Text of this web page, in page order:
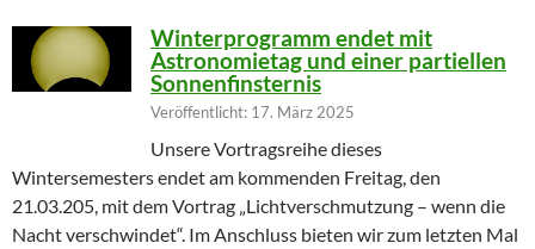
Winterprogramm endet mit
Astronomietag und einer partiellen
Sonnenfinsternis
Veröffentlicht: 17. März 2025
Unsere Vortragsreihe dieses
Wintersemesters endet am kommenden Freitag, den
21.03.205, mit dem Vortrag „Lichtverschmutzung – wenn die
Nacht verschwindet“. Im Anschluss bieten wir zum letzten Mal